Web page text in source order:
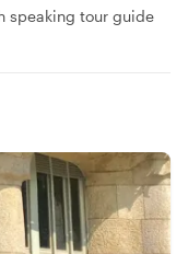
speaking tour guide